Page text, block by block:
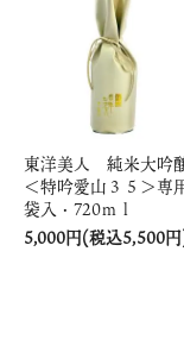
東洋美人 純米大吟
＜特吟愛山３５＞専
袋入・720ｍｌ
5,000円(税込5,500